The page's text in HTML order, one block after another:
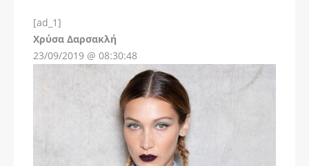
[ad_1]
Χρύσα Δαρσακλή
23/09/2019 @ 08:30:48